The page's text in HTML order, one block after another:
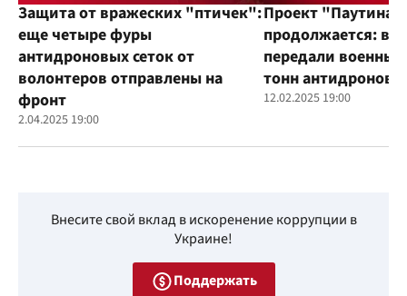
Защита от вражеских "птичек":
еще четыре фуры
антидроновых сеток от
волонтеров отправлены на
фронт
2.04.2025 19:00
Проект "Паутина"
продолжается:
передали
тонн
12.02.2025 19:00
Внесите свой вклад в искоренение коррупции в
Украине!
Поддержать